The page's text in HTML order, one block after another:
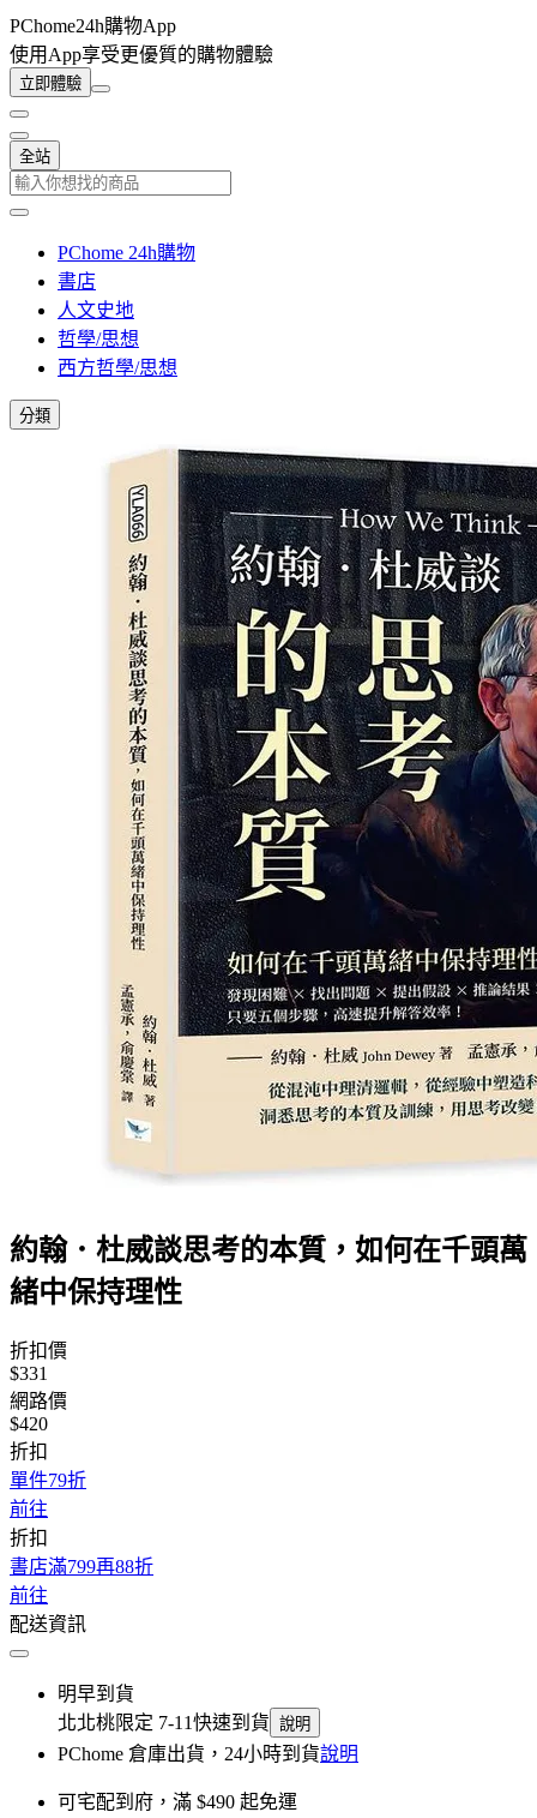
PChome24h購物App
使用App享受更優質的購物體驗
立即體驗
全站
PChome 24h購物
書店
人文史地
哲學/思想
西方哲學/思想
分類
約翰．杜威談思考的本質，如何在千頭萬
緒中保持理性
折扣價
$331
網路價
$420
折扣
單件79折
前往
折扣
書店滿799再88折
前往
配送資訊
明早到貨
北北桃限定 7-11快速到貨 說明
PChome 倉庫出貨，24小時到貨說明
可宅配到府，滿 $490 起免運